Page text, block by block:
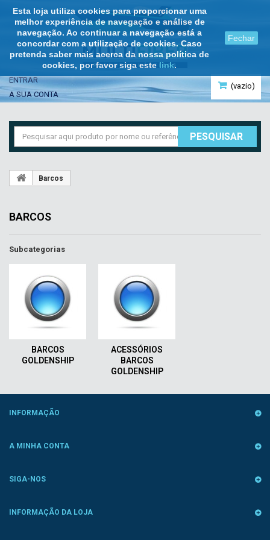
Esta loja utiliza cookies para proporcionar uma
melhor experiência de navegação e análise de
navegação. Ao continuar a navegação está a
concordar com a utilização de cookies. Caso
pretenda saber mais acerca da nossa política de
cookies, por favor siga este link.
Fechar
(vazio)
ENTRAR
A SUA CONTA
PESQUISAR
Barcos
BARCOS
Subcategorias
BARCOS
GOLDENSHIP
ACESSÓRIOS
BARCOS
GOLDENSHIP
INFORMAÇÃO
A MINHA CONTA
SIGA-NOS
INFORMAÇÃO DA LOJA